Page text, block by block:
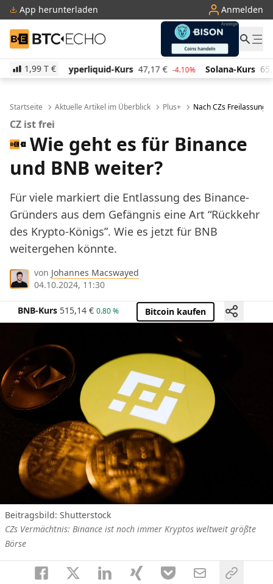
App herunterladen Anmelden
BTC-ECHO
1,99 T €
Kurs 47,17 € -4.10% Solana-Kurs 65,21 € 2.40% TRON-
Startseite Aktuelle Artikel im Überblick Plus+ Nach CZs Freilassung:
CZ ist frei
Wie geht es für Binance
und BNB weiter?
Für viele markiert die Entlassung des Binance-
Gründers aus dem Gefängnis eine Art “Rückkehr
des Krypto-Königs”. Wie es jetzt für BNB
weitergehen könnte.
von Johannes Macswayed
04.10.2024, 11:30
BNB-Kurs 515,14 € 0.80 % Bitcoin kaufen
Beitragsbild: Shutterstock
CZs Vermächtnis: Binance ist noch immer Kryptos weltweit größte
Börse